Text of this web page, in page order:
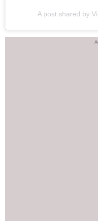
A post shared by